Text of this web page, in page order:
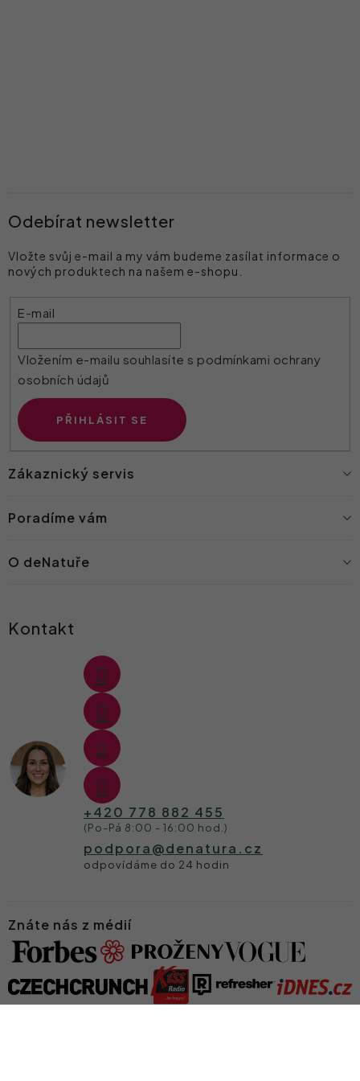
Odebírat newsletter
Vložte svůj e-mail a my vám budeme zasílat informace o
nových produktech na našem e-shopu.
E-mail
Vložením e-mailu souhlasíte s podmínkami ochrany
osobních údajů
PŘIHLÁSIT SE
Zákaznický servis
Poradíme vám
O deNatuře
Kontakt
podpora@denatura.cz
+420 778 882 455
Znáte nás z médií